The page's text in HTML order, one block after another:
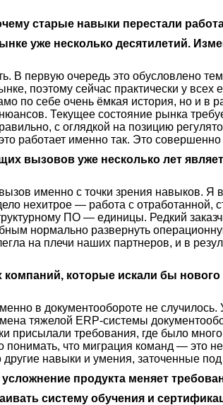
старые навыки перестали
уже несколько десятилетий.
В первую очередь это обусловлено
поэтому сейчас практически у
по себе очень ёмкая история, но и в
Текущее состояние рынка
с оглядкой на позицию
работает именно так. Это
вызовов уже несколько лет
именно с точки зрения навыков. Я
нехитрое — работа с отработанной,
ПО — единицы. Редкий
нормально развернуть
на плечи наших партнеров, и в
которые искали бы нового
в документообороте не случилось.
тяжелой ERP-системы
присылали требования, где было
что миграция команд — это
другие навыки и умения, заточенные
продукта меняет
систему обучения и